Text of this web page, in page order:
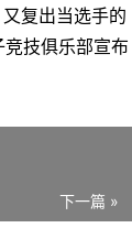
复出当选手的
技俱乐部宣布
下一篇 »